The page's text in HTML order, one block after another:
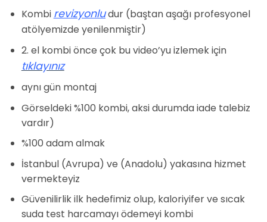
Kombi revizyonludur (baştan aşağı profesyonel
atölyemizde yenilenmiştir)
2. el kombi önce çok bu video’yu izlemek için
tıklayınız
aynı gün montaj
Görseldeki %100 kombi, aksi durumda iade talebiz
vardır)
%100 adam almak
İstanbul (Avrupa) ve (Anadolu) yakasına hizmet
vermekteyiz
Güvenilirlik ilk hedefimiz olup, kaloriyifer ve sıcak
suda test harcamayı ödemeyi kombi